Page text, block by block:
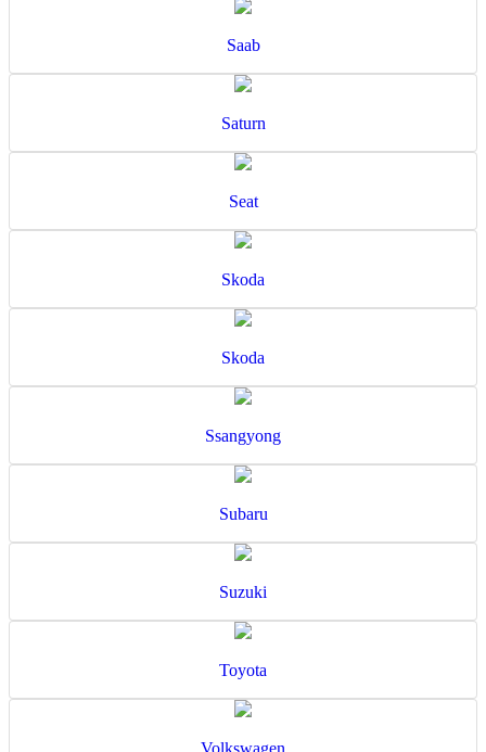
Saab
Saturn
Seat
Skoda
Skoda
Ssangyong
Subaru
Suzuki
Toyota
Volkswagen